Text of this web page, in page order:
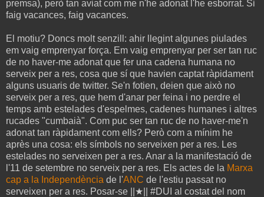
premsa), però tan aviat com me n'he adonat l'he esborrat. Si
faig vacances, faig vacances.
El motiu? Doncs molt senzill: ahir llegint algunes piulades
em vaig emprenyar força. Em vaig emprenyar per ser tan ruc
de no haver-me adonat que fer una cadena humana no
serveix per a res, cosa que sí que havien captat ràpidament
alguns usuaris de twitter. Se'n fotien, deien que això no
serveix per a res, que hem d'anar per feina i no perdre el
temps amb estelades d'espelmes, cadenes humanes i altres
rucades "cumbaià". Com puc ser tan ruc de no haver-me'n
adonat tan ràpidament com ells? Però com a mínim he
après una cosa: els símbols no serveixen per a res. Les
estelades no serveixen per a res. Anar a la manifestació de
l'11 de setembre no serveix per a res. Els actes de la Marxa
cap a la Independència de l'ANC de l'estiu passat no
serveixen per a res. Posar-se ||★|| #DUI al costat del nom